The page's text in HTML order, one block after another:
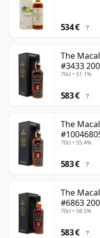
534 € ?
The
#3433
70cl • 51.1%
583 € ?
The
70cl • 55.4%
583 € ?
The
#6863
70cl • 58.5%
583 € ?